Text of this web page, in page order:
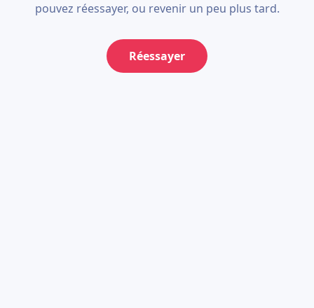
pouvez réessayer, ou revenir un peu plus tard.
Réessayer